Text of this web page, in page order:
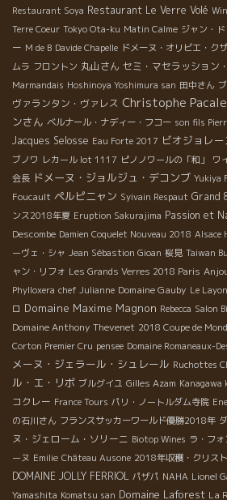
Restaurant Soya Restaurant Le Verre Volé
Terre Coeur Tokyo Ota-ku Matin Calme ジャン・
ー M de B Davide Chapelle ドメーヌ・オリビエ・ク
ムラ フロントン 丸山さん セミ・マセラッション
Marmandais Hoshinoya Yoshimura san 田中さん
ヴァランタン・ヴァレス Christophe
ンさん ベルナール・ナディー・フコー son fils
Jacques Selosse Eau Forte 2017 ビオジョレー
ブノワ レカール lot 1117 ピノノワールの「和」 ワ
会長 ドメーヌ・ジョルジュ・デコンブ Yukiya
Foucault ペルピニャン Syivain Respaut Grand
ンス2018年夏 Eruption Sakurajima Passion et
Descombe Damien Coquelet Nouveau 2018 Alsace
ーヴェ・シャ Jean Sébastion Gioan 桜見 Taiwan
ャン・リフォ Les Grands Verres 2018 Paris
Phylloxera chef Julianne Domaine Gauby Le Layon
ロ Domaine Maxime Magnon Rebecca Salon
Domaine Anthony Thevenet 2018 Coupe de
Corton Premier Cru pensee Domaine Romaneaux-
メーヌ・ジェラール・シュレール Ruchottes
ル・エ・リボ ブルグイユ Gilles Azam Kanagawa
コクレー France Tours パリ・ノートルダム寺院
の石川さん フランスサッカーワールド優勝2018年
ヌ・ジェローム・ソリーニ Biotop Wines ラ・フ
ーヌ Emilie Château Ausone 2018年収穫・クリス
DOMAINE JOLLY FERRIOL パザパ NAHA Lionel
Yamashita Komatsu san Domaine Laforest La